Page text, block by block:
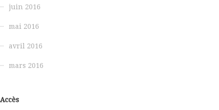
juin 2016
mai 2016
avril 2016
mars 2016
Accès